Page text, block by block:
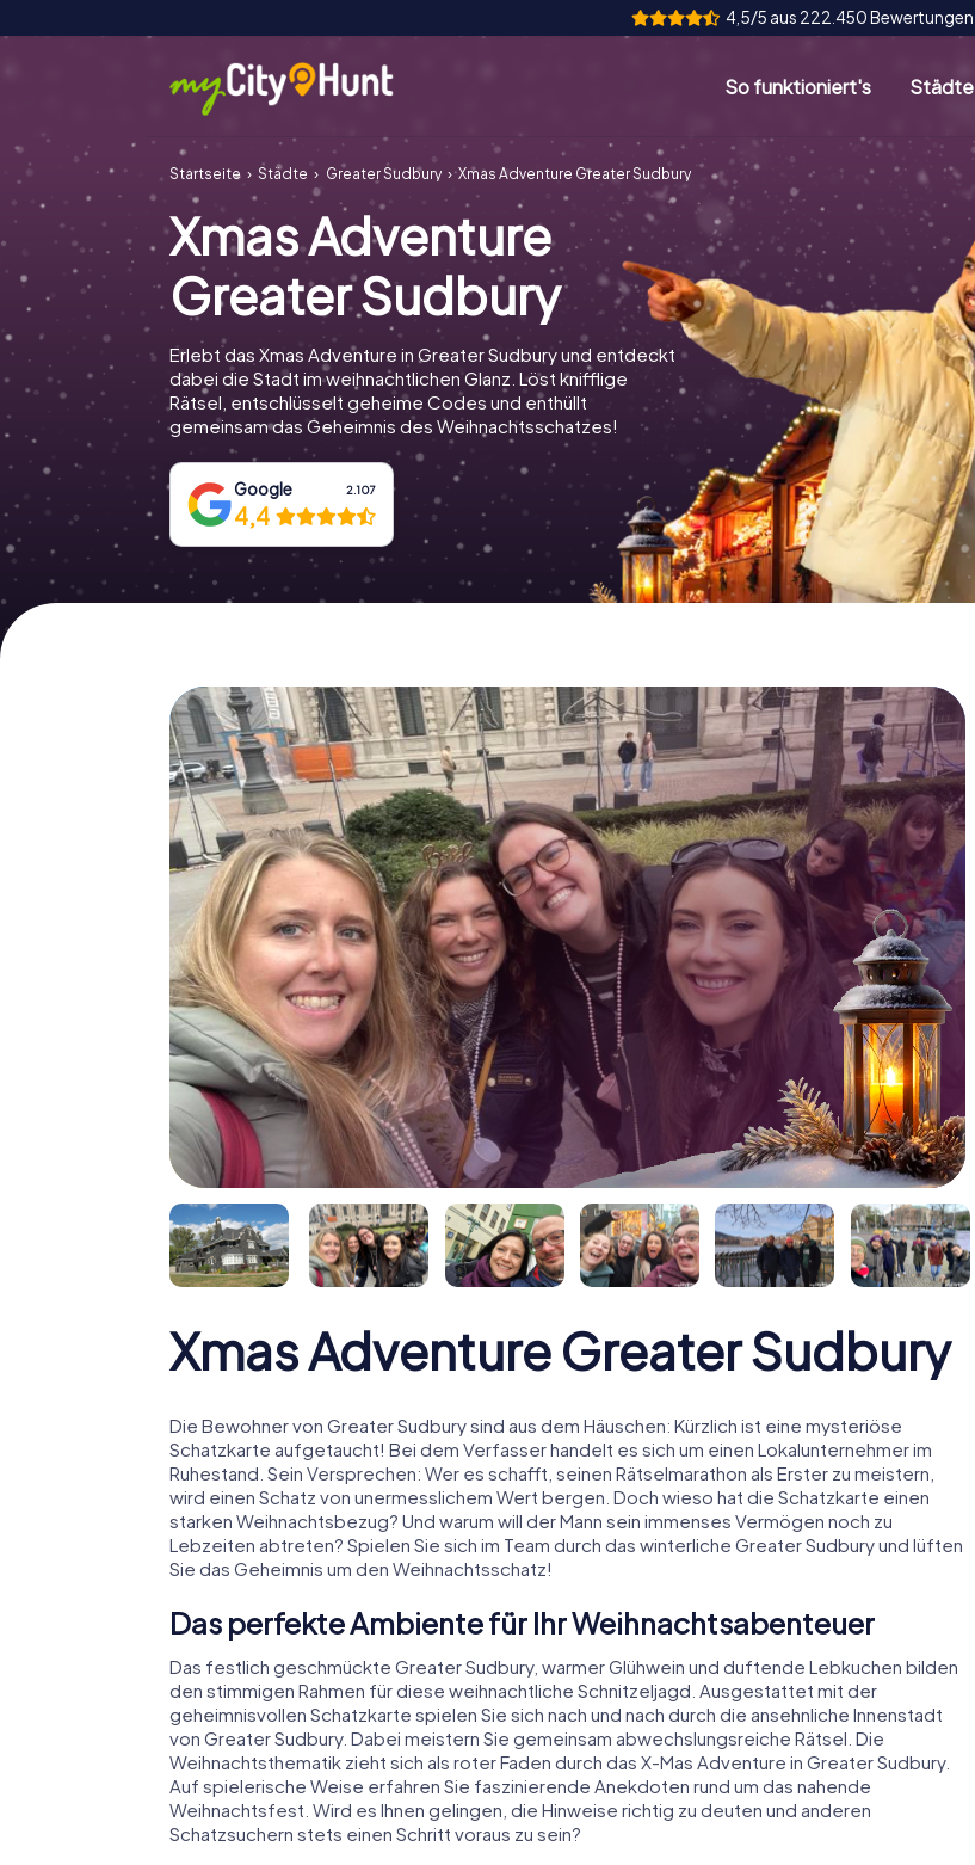
4,5/5 aus 222.450 Bewertungen
So funktioniert's Städte
Startseite Städte Greater Sudbury Xmas Adventure Greater Sudbury
Xmas Adventure
Greater Sudbury
Erlebt das Xmas Adventure in Greater Sudbury und entdeckt
dabei die Stadt im weihnachtlichen Glanz. Löst knifflige
Rätsel, entschlüsselt geheime Codes und enthüllt
gemeinsam das Geheimnis des Weihnachtsschatzes!
Google 2.107
4,4
Xmas Adventure Greater Sudbury
Die Bewohner von Greater Sudbury sind aus dem Häuschen: Kürzlich ist eine mysteriöse
Schatzkarte aufgetaucht! Bei dem Verfasser handelt es sich um einen Lokalunternehmer im
Ruhestand. Sein Versprechen: Wer es schafft, seinen Rätselmarathon als Erster zu meistern,
wird einen Schatz von unermesslichem Wert bergen. Doch wieso hat die Schatzkarte einen
starken Weihnachtsbezug? Und warum will der Mann sein immenses Vermögen noch zu
Lebzeiten abtreten? Spielen Sie sich im Team durch das winterliche Greater Sudbury und lüften
Sie das Geheimnis um den Weihnachtsschatz!
Das perfekte Ambiente für Ihr Weihnachtsabenteuer
Das festlich geschmückte Greater Sudbury, warmer Glühwein und duftende Lebkuchen bilden
den stimmigen Rahmen für diese weihnachtliche Schnitzeljagd. Ausgestattet mit der
geheimnisvollen Schatzkarte spielen Sie sich nach und nach durch die ansehnliche Innenstadt
von Greater Sudbury. Dabei meistern Sie gemeinsam abwechslungsreiche Rätsel. Die
Weihnachtsthematik zieht sich als roter Faden durch das X-Mas Adventure in Greater Sudbury.
Auf spielerische Weise erfahren Sie faszinierende Anekdoten rund um das nahende
Weihnachtsfest. Wird es Ihnen gelingen, die Hinweise richtig zu deuten und anderen
Schatzsuchern stets einen Schritt voraus zu sein?